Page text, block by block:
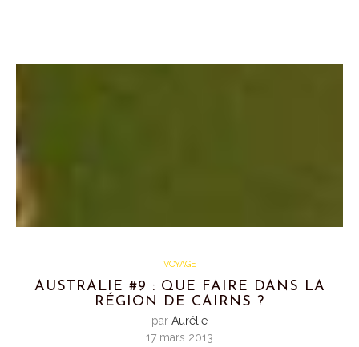
VOYAGE
AUSTRALIE #9 : QUE FAIRE DANS LA
RÉGION DE CAIRNS ?
par Aurélie
17 mars 2013